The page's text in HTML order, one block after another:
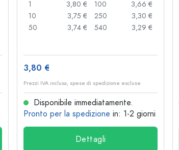
1
3,80 €
10
3,75 €
50
3,74 €
100
3,66 €
250
3,30 €
540
3,29 €
3,80 €
Prezzi IVA inclusa, spese di spedizione escluse
Disponibile immediatamente.
Pronto per la spedizione in: 1-2 giorni
Dettagli